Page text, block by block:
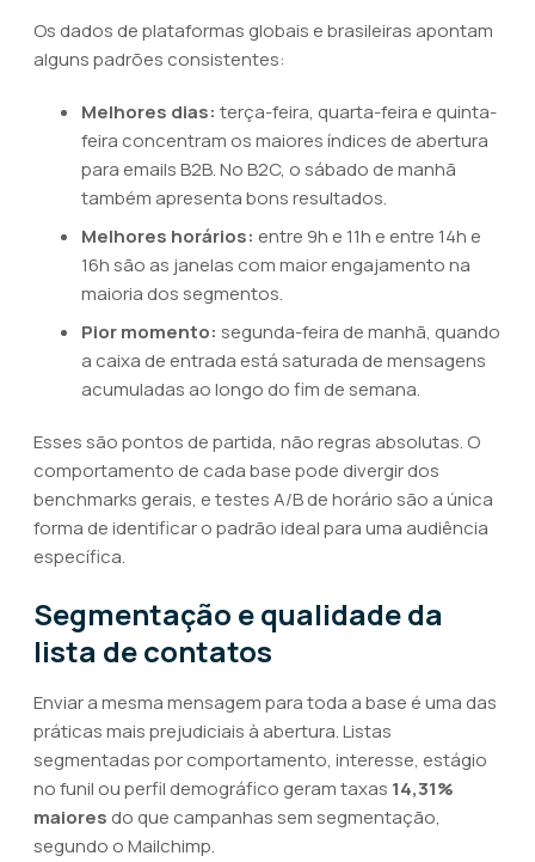
Os dados de plataformas globais e brasileiras apontam
alguns padrões consistentes:
Melhores dias: terça-feira, quarta-feira e quinta-
feira concentram os maiores índices de abertura
para emails B2B. No B2C, o sábado de manhã
também apresenta bons resultados.
Melhores horários: entre 9h e 11h e entre 14h e
16h são as janelas com maior engajamento na
maioria dos segmentos.
Pior momento: segunda-feira de manhã, quando
a caixa de entrada está saturada de mensagens
acumuladas ao longo do fim de semana.
Esses são pontos de partida, não regras absolutas. O
comportamento de cada base pode divergir dos
benchmarks gerais, e testes A/B de horário são a única
forma de identificar o padrão ideal para uma audiência
específica.
Segmentação e qualidade da
lista de contatos
Enviar a mesma mensagem para toda a base é uma das
práticas mais prejudiciais à abertura. Listas
segmentadas por comportamento, interesse, estágio
no funil ou perfil demográfico geram taxas 14,31%
maiores do que campanhas sem segmentação,
segundo o Mailchimp.